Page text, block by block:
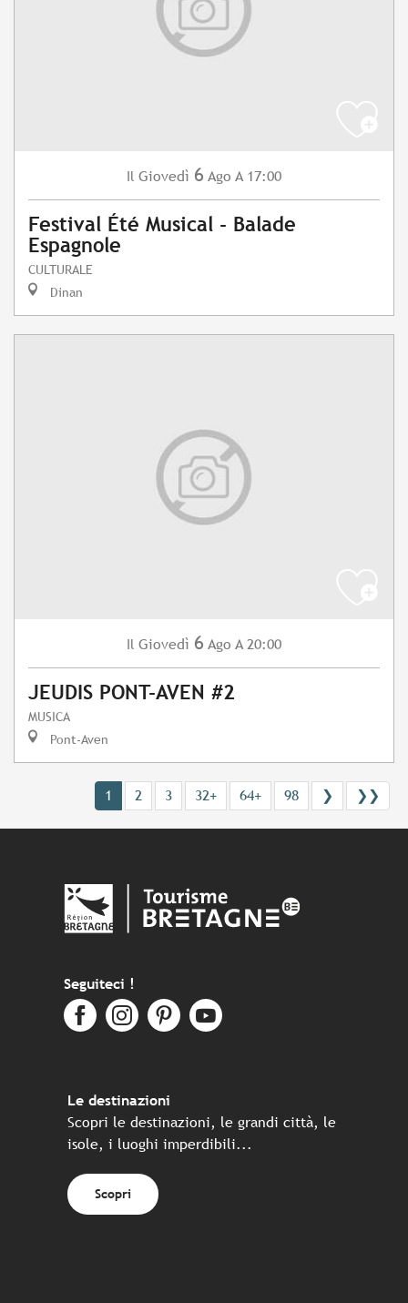
Il Giovedì 6 Ago A 17:00
Festival Été Musical - Balade
Espagnole
CULTURALE
Dinan
Il Giovedì 6 Ago A 20:00
JEUDIS PONT-AVEN #2
MUSICA
Pont-Aven
1 2 3 32+ 64+ 98 ❯ ❯❯
Seguiteci !
Le destinazioni
Scopri le destinazioni, le grandi città, le
isole, i luoghi imperdibili...
Scopri